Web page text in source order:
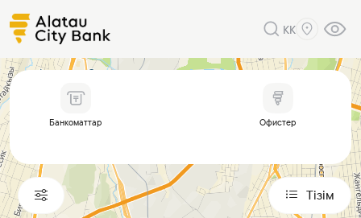
KK
Банкоматтар Офистер
Тізім